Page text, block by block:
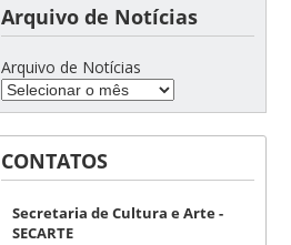
Arquivo de Notícias
Arquivo de Notícias
CONTATOS
Secretaria de Cultura e Arte -
SECARTE